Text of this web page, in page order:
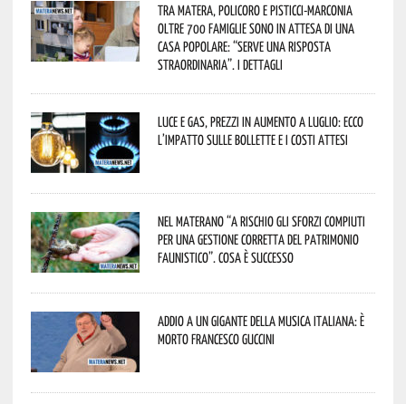
Tra Matera, Policoro e Pisticci-Marconia
oltre 700 famiglie sono in attesa di una
casa popolare: “serve una risposta
straordinaria”. I dettagli
Luce e gas, prezzi in aumento a luglio: ecco
l’impatto sulle bollette e i costi attesi
Nel materano “a rischio gli sforzi compiuti
per una gestione corretta del patrimonio
faunistico”. Cosa è successo
Addio a un gigante della musica italiana: è
morto Francesco Guccini